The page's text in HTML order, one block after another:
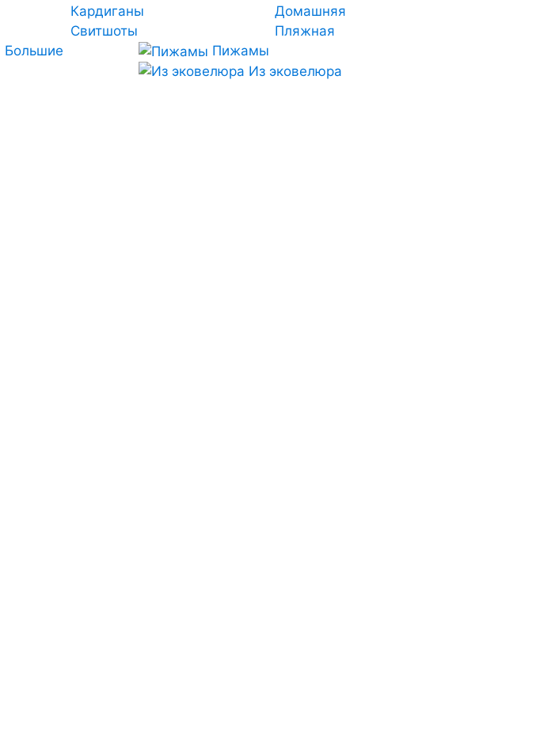
Кардиганы
Домашняя
Свитшоты
Пляжная
Большие
Пижамы
Из эковелюра